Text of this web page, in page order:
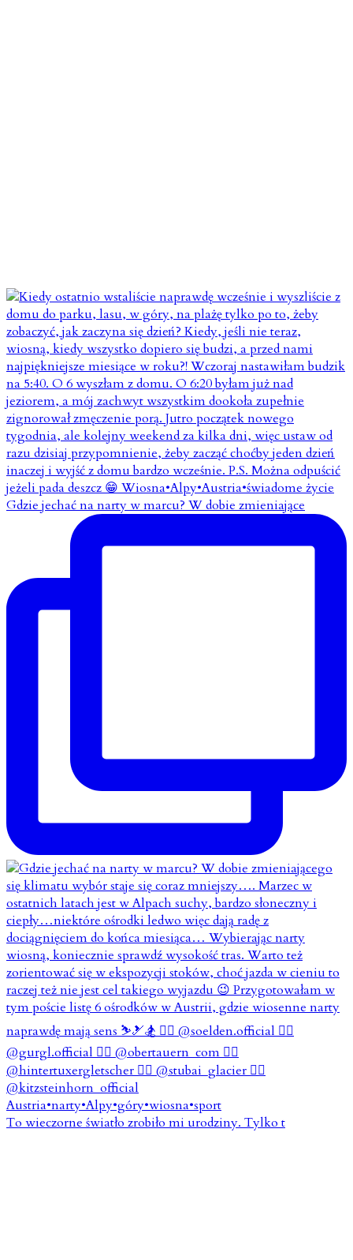
Gdzie jechać na narty w marcu? W dobie zmieniające
To wieczorne światło zrobiło mi urodziny. Tylko t